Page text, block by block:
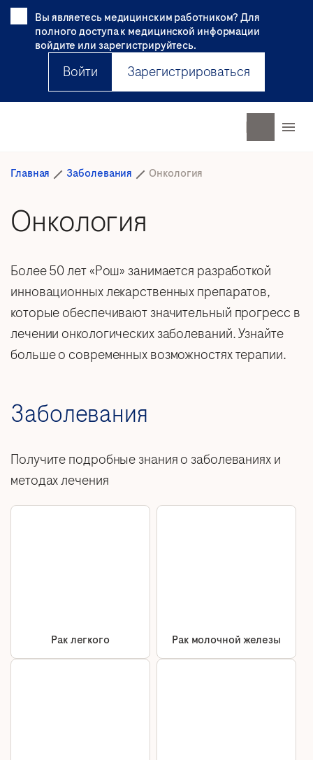
Вы являетесь медицинским работником? Для
полного доступа к медицинской информации
войдите или зарегистрируйтесь.
Войти Зарегистрироваться
Главная Заболевания Онкология
Онкология
Более 50 лет «Рош» занимается разработкой
инновационных лекарственных препаратов,
которые обеспечивают значительный прогресс в
лечении онкологических заболеваний. Узнайте
больше о современных возможностях терапии.
Заболевания
Получите подробные знания о заболеваниях и
методах лечения
Рак легкого Рак молочной железы